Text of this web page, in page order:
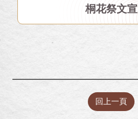
桐花祭文宣
回上一頁